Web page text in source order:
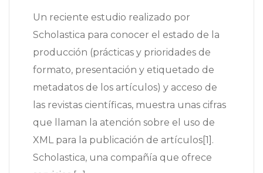
Un reciente estudio realizado por
Scholastica para conocer el estado de la
producción (prácticas y prioridades de
formato, presentación y etiquetado de
metadatos de los artículos) y acceso de
las revistas científicas, muestra unas cifras
que llaman la atención sobre el uso de
XML para la publicación de artículos[1].
Scholastica, una compañía que ofrece